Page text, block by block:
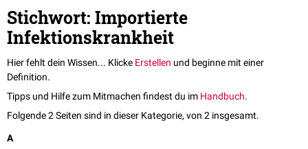
Stichwort: Importierte
Infektionskrankheit
Hier fehlt dein Wissen... Klicke Erstellen und beginne mit einer
Definition.
Tipps und Hilfe zum Mitmachen findest du im Handbuch.
Folgende 2 Seiten sind in dieser Kategorie, von 2 insgesamt.
A